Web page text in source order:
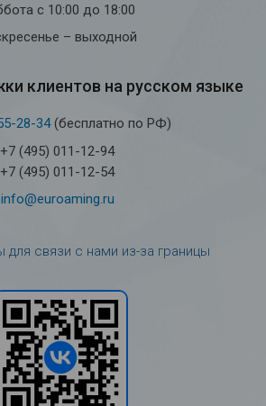
с 10:00 до 18:00
– выходной
кли­ен­тов на рус­ском языке
28-34(бесплатно по РФ)
+7 (495) 011-12-94
+7 (495) 011-12-54
info@euroaming.ru
связи с нами из-за границы